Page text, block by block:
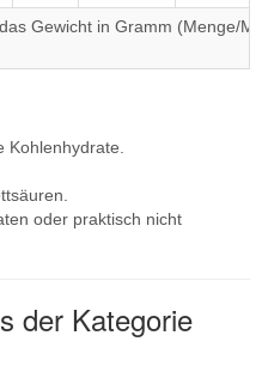
Gewicht in Gramm (Menge/
Kohlenhydrate.
oder praktisch nicht
der Kategorie